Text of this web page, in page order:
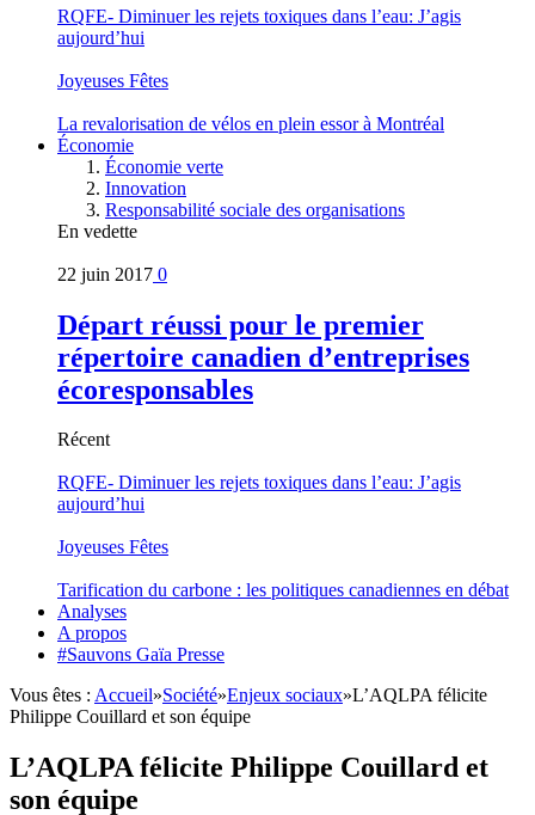
RQFE- Diminuer les rejets toxiques dans l’eau: J’agis
aujourd’hui
Joyeuses Fêtes
La revalorisation de vélos en plein essor à Montréal
Économie
Économie verte
Innovation
Responsabilité sociale des organisations
En vedette
22 juin 2017 0
Départ réussi pour le premier
répertoire canadien d’entreprises
écoresponsables
Récent
RQFE- Diminuer les rejets toxiques dans l’eau: J’agis
aujourd’hui
Joyeuses Fêtes
Tarification du carbone : les politiques canadiennes en débat
Analyses
A propos
#Sauvons Gaïa Presse
Vous êtes : Accueil»Société»Enjeux sociaux»L’AQLPA félicite
Philippe Couillard et son équipe
L’AQLPA félicite Philippe Couillard et
son équipe